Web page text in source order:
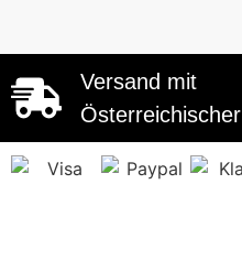
Versand mit